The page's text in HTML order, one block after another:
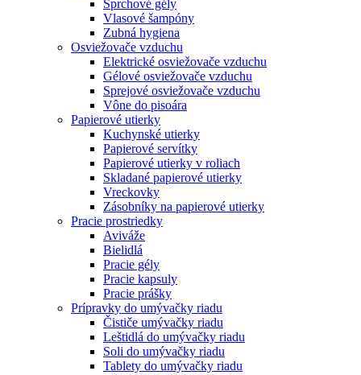
Sprchové gély
Vlasové šampóny
Zubná hygiena
Osviežovače vzduchu
Elektrické osviežovače vzduchu
Gélové osviežovače vzduchu
Sprejové osviežovače vzduchu
Vône do pisoára
Papierové utierky
Kuchynské utierky
Papierové servítky
Papierové utierky v roliach
Skladané papierové utierky
Vreckovky
Zásobníky na papierové utierky
Pracie prostriedky
Aviváže
Bielidlá
Pracie gély
Pracie kapsuly
Pracie prášky
Prípravky do umývačky riadu
Čističe umývačky riadu
Leštidlá do umývačky riadu
Soli do umývačky riadu
Tablety do umývačky riadu